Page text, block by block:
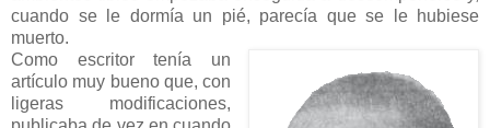
cuando se le dormía un pié, parecía que se le hubiese
muerto.
Como escritor tenía un
artículo muy bueno que, con
ligeras modificaciones,